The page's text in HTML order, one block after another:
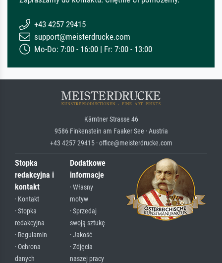
+43 4257 29415
support@meisterdrucke.com
Mo-Do: 7:00 - 16:00 | Fr: 7:00 - 13:00
Kärntner Strasse 46
9586 Finkenstein am Faaker See · Austria
+43 4257 29415 · office@meisterdrucke.com
Stopka
redakcyjna i
kontakt
· Kontakt
· Stopka
redakcyjna
· Regulamin
· Ochrona
danych
Dodatkowe
informacje
· Własny
motyw
· Sprzedaj
swoją sztukę
· Jakość
· Zdjęcia
naszej pracy